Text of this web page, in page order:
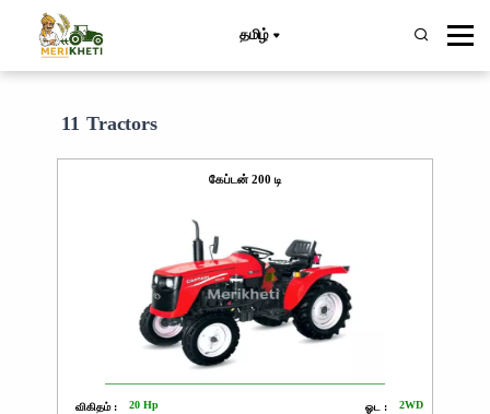
தமிழ்
11 Tractors
கேப்டன் 200 டி
விகிதம் : 20 Hp ஓட : 2WD